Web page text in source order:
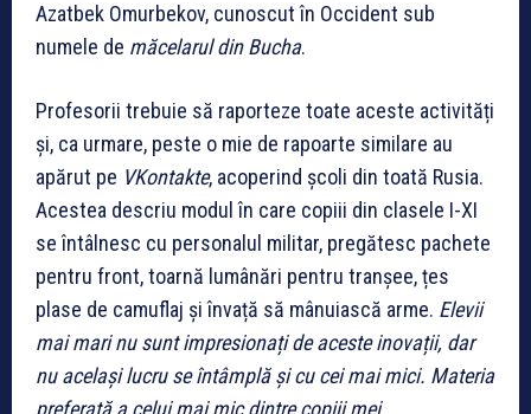
Azatbek Omurbekov, cunoscut în Occident sub
numele de măcelarul din Bucha.
Profesorii trebuie să raporteze toate aceste activități
și, ca urmare, peste o mie de rapoarte similare au
apărut pe VKontakte, acoperind școli din toată Rusia.
Acestea descriu modul în care copiii din clasele I-XI
se întâlnesc cu personalul militar, pregătesc pachete
pentru front, toarnă lumânări pentru tranșee, țes
plase de camuflaj și învață să mânuiască arme. Elevii
mai mari nu sunt impresionați de aceste inovații, dar
nu același lucru se întâmplă și cu cei mai mici. Materia
preferată a celui mai mic dintre copiii mei